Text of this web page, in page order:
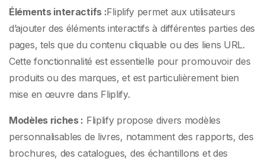
Éléments interactifs :Fliplify permet aux utilisateurs
d’ajouter des éléments interactifs à différentes parties des
pages, tels que du contenu cliquable ou des liens URL.
Cette fonctionnalité est essentielle pour promouvoir des
produits ou des marques, et est particulièrement bien
mise en œuvre dans Fliplify.
Modèles riches : Fliplify propose divers modèles
personnalisables de livres, notamment des rapports, des
brochures, des catalogues, des échantillons et des